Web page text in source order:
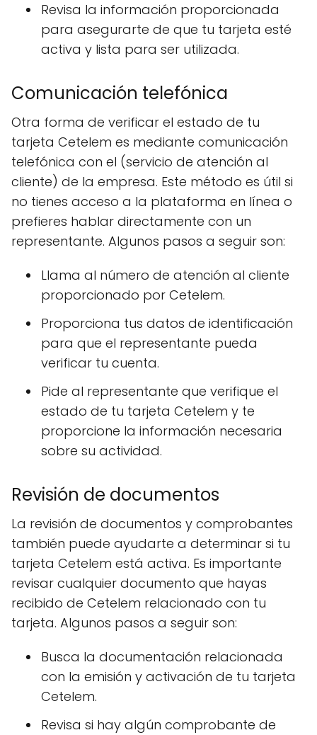
Revisa la información proporcionada
para asegurarte de que tu tarjeta esté
activa y lista para ser utilizada.
Comunicación telefónica
Otra forma de verificar el estado de tu
tarjeta Cetelem es mediante comunicación
telefónica con el (servicio de atención al
cliente) de la empresa. Este método es útil si
no tienes acceso a la plataforma en línea o
prefieres hablar directamente con un
representante. Algunos pasos a seguir son:
Llama al número de atención al cliente
proporcionado por Cetelem.
Proporciona tus datos de identificación
para que el representante pueda
verificar tu cuenta.
Pide al representante que verifique el
estado de tu tarjeta Cetelem y te
proporcione la información necesaria
sobre su actividad.
Revisión de documentos
La revisión de documentos y comprobantes
también puede ayudarte a determinar si tu
tarjeta Cetelem está activa. Es importante
revisar cualquier documento que hayas
recibido de Cetelem relacionado con tu
tarjeta. Algunos pasos a seguir son:
Busca la documentación relacionada
con la emisión y activación de tu tarjeta
Cetelem.
Revisa si hay algún comprobante de